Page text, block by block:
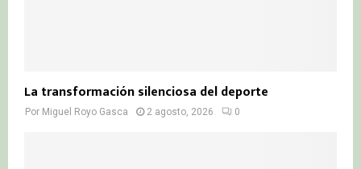
La transformación silenciosa del deporte
Por Miguel Royo Gasca 2 agosto, 2026 0